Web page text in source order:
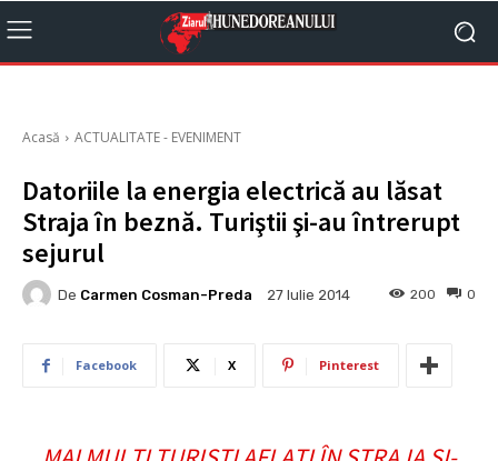
Acasă ACTUALITATE - EVENIMENT
Datoriile la energia electrică au lăsat
Straja în beznă. Turiştii şi-au întrerupt
sejurul
De Carmen Cosman-Preda 27 Iulie 2014 0
200
Facebook X Pinterest